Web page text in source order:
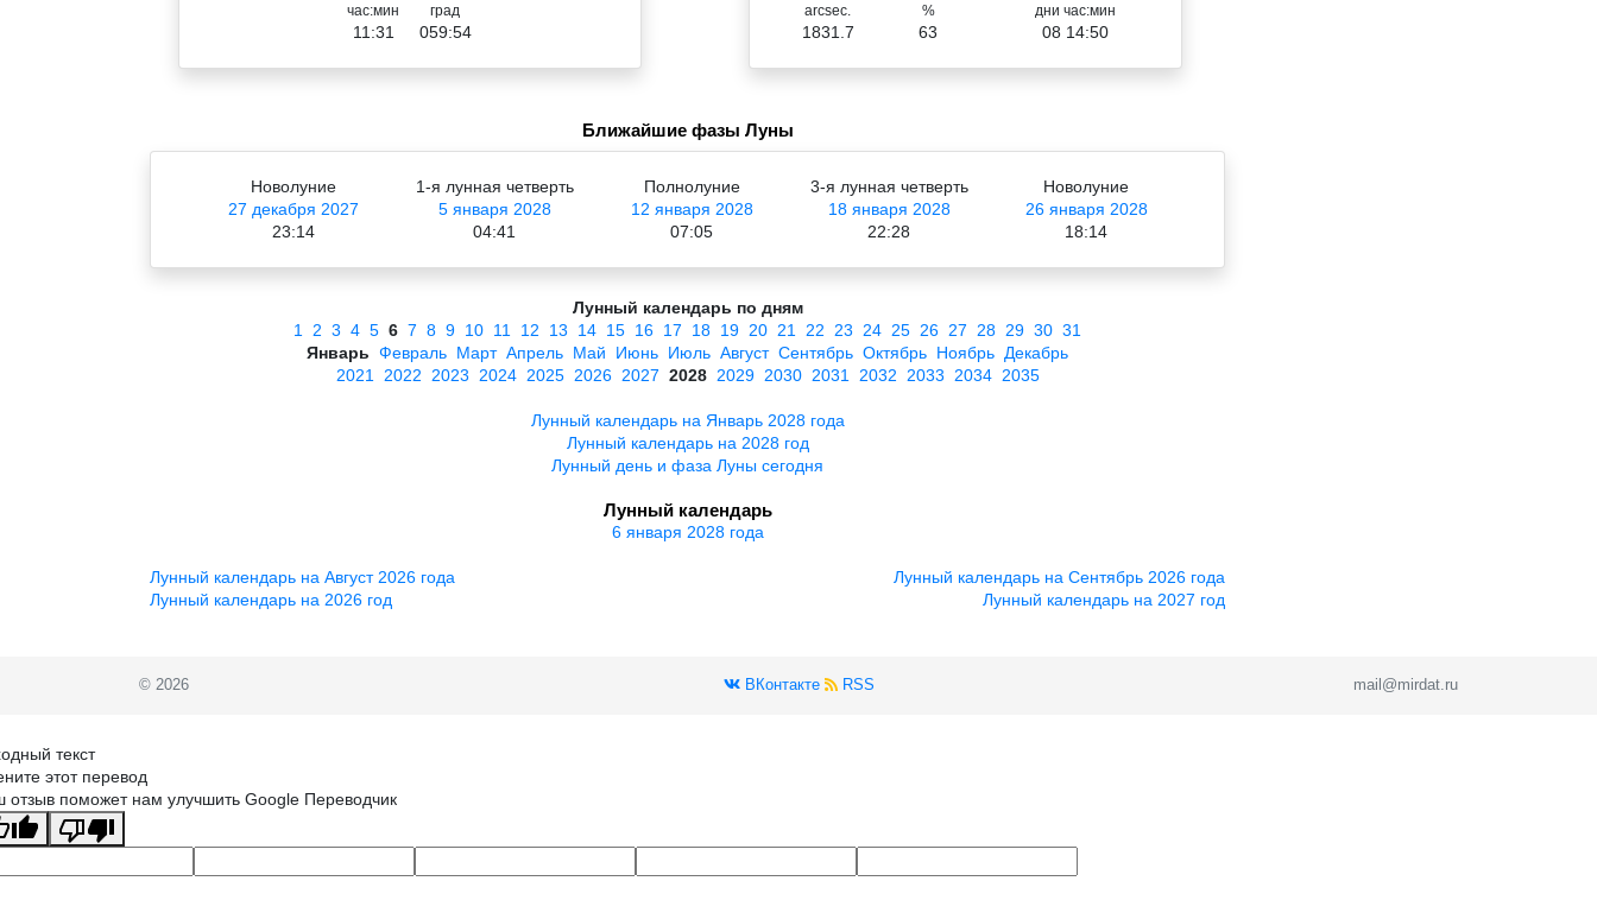
час:мин
11:31
град
059:54
arcsec.
1831.7
%
63
дни час:мин
08 14:50
Ближайшие фазы Луны
Новолуние
27 декабря 2027
23:14
1-я лунная четверть
5 января 2028
04:41
Полнолуние
12 января 2028
07:05
3-я лунная четверть
18 января 2028
22:28
Новолуние
26 января 2028
18:14
Лунный календарь по дням
1
2 3 4 5 6 7 8 9 10 11 12 13 14 15 16 17 18 19 20 21 22 23 24 25 26 27 28 29 30 31
Январь Февраль Март Апрель Май Июнь Июль Август Сентябрь Октябрь Ноябрь Декабрь
2021
2022 2023 2024 2025 2026 2027 2028 2029 2030 2031 2032 2033 2034 2035
Лунный календарь на Январь 2028 года
Лунный календарь на 2028 год
Лунный день и фаза Луны сегодня
Лунный календарь
6 января 2028 года
Лунный календарь на Август 2026 года
Лунный календарь на 2026 год
Лунный календарь на Сентябрь 2026 года
Лунный календарь на 2027 год
© 2026 ВКонтакте RSS mail@mirdat.ru
текст
этот перевод
отзыв поможет нам улучшить Google Переводчик